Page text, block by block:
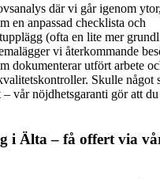
där vi går igenom
en anpassad checklista och
(ofta en lite mer
vi återkommande
dokumenterar utfört arbete
Skulle något
– vår nöjdhetsgaranti gör att
i Älta – få offert via